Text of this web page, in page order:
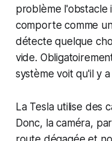
problème l'obstacle
comporte comme
détecte quelque
vide.
système voit qu'il y
La Tesla utilise des
Donc, la caméra,